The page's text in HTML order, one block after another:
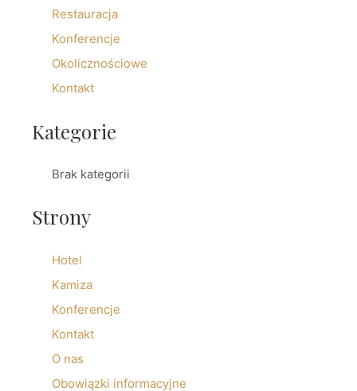
Restauracja
Konferencje
Okolicznościowe
Kontakt
Kategorie
Brak kategorii
Strony
Hotel
Kamiza
Konferencje
Kontakt
O nas
Obowiązki informacyjne